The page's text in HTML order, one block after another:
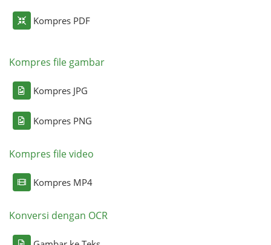
Kompres PDF
Kompres file gambar
Kompres JPG
Kompres PNG
Kompres file video
Kompres MP4
Konversi dengan OCR